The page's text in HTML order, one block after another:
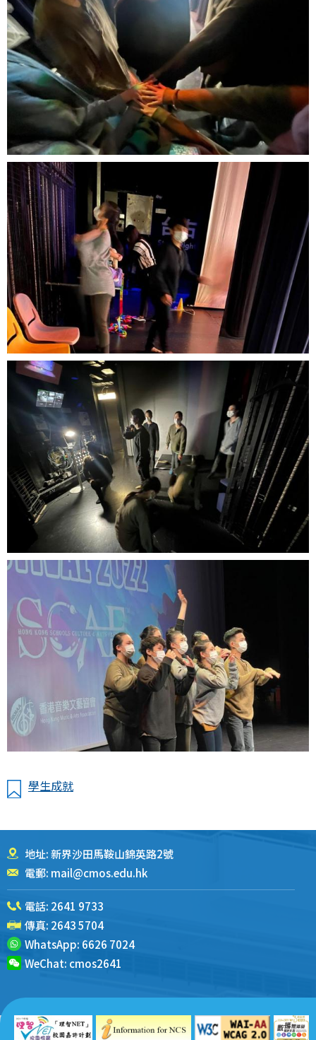
學生成就
地址: 新界沙田馬鞍山錦英路2號
電郵: mail@cmos.edu.hk
電話: 2641 9733
傳真: 2643 5704
WhatsApp: 6626 7024
WeChat: cmos2641